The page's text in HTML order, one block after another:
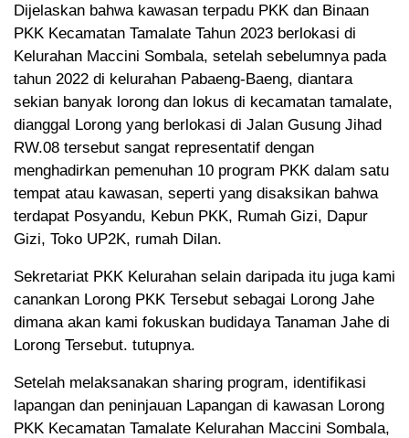
Dijelaskan bahwa kawasan terpadu PKK dan Binaan
PKK Kecamatan Tamalate Tahun 2023 berlokasi di
Kelurahan Maccini Sombala, setelah sebelumnya pada
tahun 2022 di kelurahan Pabaeng-Baeng, diantara
sekian banyak lorong dan lokus di kecamatan tamalate,
dianggal Lorong yang berlokasi di Jalan Gusung Jihad
RW.08 tersebut sangat representatif dengan
menghadirkan pemenuhan 10 program PKK dalam satu
tempat atau kawasan, seperti yang disaksikan bahwa
terdapat Posyandu, Kebun PKK, Rumah Gizi, Dapur
Gizi, Toko UP2K, rumah Dilan.
Sekretariat PKK Kelurahan selain daripada itu juga kami
canankan Lorong PKK Tersebut sebagai Lorong Jahe
dimana akan kami fokuskan budidaya Tanaman Jahe di
Lorong Tersebut. tutupnya.
Setelah melaksanakan sharing program, identifikasi
lapangan dan peninjauan Lapangan di kawasan Lorong
PKK Kecamatan Tamalate Kelurahan Maccini Sombala,